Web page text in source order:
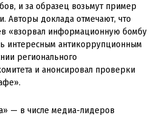
и за образец возьмут пример
Авторы доклада отмечают, что
«взорвал информационную бомбу
интересным антикоррупционным
регионального
и анонсировал проверки
— в числе медиа-лидеров